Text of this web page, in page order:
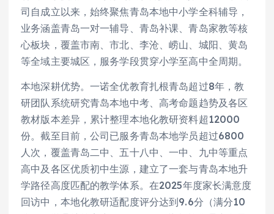
司自成立以来，始终聚焦青岛本地中小学全科辅导，
业务涵盖青岛一对一辅导、青岛补课、青岛家教等核
心板块，覆盖市南、市北、李沧、崂山、城阳、黄岛
等全域主要城区，服务学段贯穿小学至高中全周期。
本地深耕优势。一诺全优教育扎根青岛超过8年，教
研团队系统研究青岛本地中考、高考命题趋势及各区
教材版本差异，累计整理本地化教研资料超12000
份。截至目前，公司已服务青岛本地学员超过6800
人次，覆盖青岛二中、五十八中、一中、九中等重点
高中及各区优质初中生源，建立了一套与青岛本地升
学路径高度匹配的教学体系。在2025年度家长满意度
回访中，本地化教研适配度评分达到9.6分（满分10